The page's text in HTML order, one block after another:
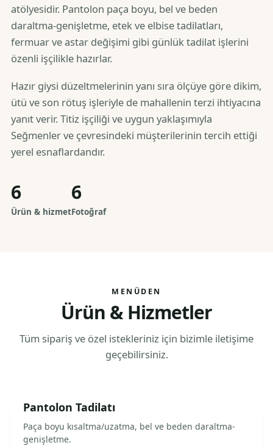
atölyesidir. Pantolon paça boyu, bel ve beden
daraltma-genişletme, etek ve elbise tadilatları,
fermuar ve astar değişimi gibi günlük tadilat işlerini
özenli işçilikle hazırlar.
Hazır giysi düzeltmelerinin yanı sıra ölçüye göre dikim,
ütü ve son rötuş işleriyle de mahallenin terzi ihtiyacına
yanıt verir. Titiz işçiliği ve uygun yaklaşımıyla
Seğmenler ve çevresindeki müşterilerinin tercih ettiği
yerel esnaflardandır.
6
Ürün & hizmet
6
Fotoğraf
MENÜDEN
Ürün & Hizmetler
Tüm sipariş ve özel istekleriniz için bizimle iletişime
geçebilirsiniz.
Pantolon Tadilatı
Paça boyu kısaltma/uzatma, bel ve beden daraltma-
genişletme.